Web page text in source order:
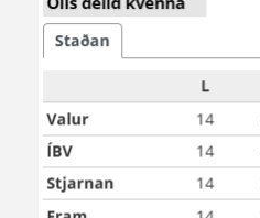
ÍSÍ
aðalstjórnar Þórs